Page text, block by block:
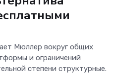
Мюллер вокруг общих
и ограничений
степени структурные.